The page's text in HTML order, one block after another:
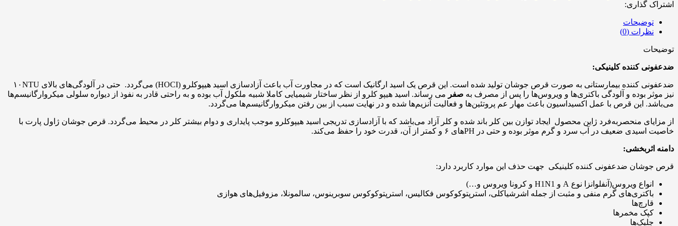
اشتراک گذاری:
توضیحات
نظرات (0)
توضیحات
ضدعفونی کننده کلینیکی:
ضدعفونی کننده بیمارستانی به صورت قرص جوشان تولید شده است. این قرص یک اسید ارگانیک است که در مجاورت آب باعث آزادسازی اسید هیپوکلرو (HOCI) می‌گردد. حتی در آلودگی‌های بالای ۱۰NTU
نیز موثر بوده و آلودگی باکتری‌ها و ویروس‌ها را پس از مصرف به صفر می رساند. اسید هیپو کلرو از نظر ساختار شیمیایی کاملا شبیه ملکول آب بوده و به راحتی قادر به نفوذ از دیواره سلولی میکروارگانیسم‌ها
می‌باشد. این قرص با عمل اکسیداسیون باعث مهار عم پروتئین‌ها و فعالیت آنزیم‌ها شده و در نهایت سبب از بین رفتن میکروارگانیسم‌ها می‌گردد.
از مزایای منحصربه‌فرد ژاین محصول ایجاد توازن بین کلر باند شده و کلر آزاد می‌باشد که با آزادسازی تدریجی اسید هیپوکلرو موجب پایداری و دوام بیشتر کلر در محیط می‌گردد. قرص جوشان ژاول پارت با
خاصیت اسیدی ضعیف در آب سرد و گرم موثر بوده و حتی در PHهای ۶ و کمتر از آن، قدرت خود را حفظ می‌کند.
دامنه اثربخشی:
قرص جوشان ضدعفونی کننده کلینیکی جهت حذف این موارد کاربرد دارد:
انواع ویروس(آنفلوانزا نوع A و H1N1 و کرونا ویروس و…)
باکتری‌های گرم منفی و مثبت از جمله اشرشیاکلی، استرپتوکوکوس فکالیس، استرپتوکوکوس سوبرینوس، سالمونلا، مزوفیل‌های هوازی
قارچ‌ها
کپک مخمرها
جلبک‌ها